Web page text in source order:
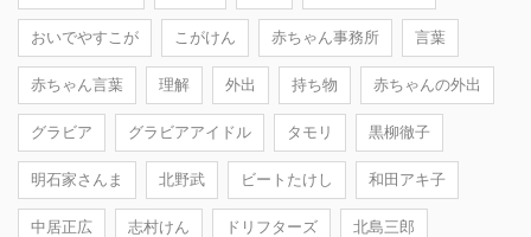
おいでやすこが こがけん 赤ちゃん事務所 言葉
赤ちゃん言葉 理解 外出 持ち物 赤ちゃんの外出
グラビア グラビアアイドル タモリ 黒柳徹子
明石家さんま 北野武 ビートたけし 和田アキ子
中居正広 志村けん ドリフターズ 北島三郎